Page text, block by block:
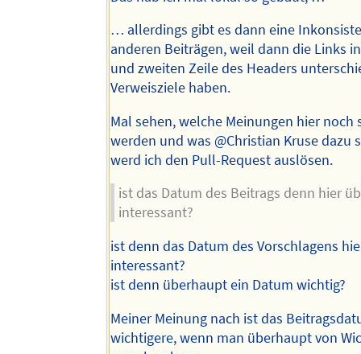
… allerdings gibt es dann eine
anderen Beiträgen, weil dann die Links
und zweiten Zeile des Headers
Verweisziele haben.
Mal sehen, welche Meinungen hier noch
werden und was @Christian Kruse dazu
werd ich den Pull-Request auslösen.
ist das Datum des Beitrags denn hier
interessant?
ist denn das Datum des Vorschlagens
interessant?
ist denn überhaupt ein Datum wichtig?
Meiner Meinung nach ist das
wichtigere, wenn man überhaupt von